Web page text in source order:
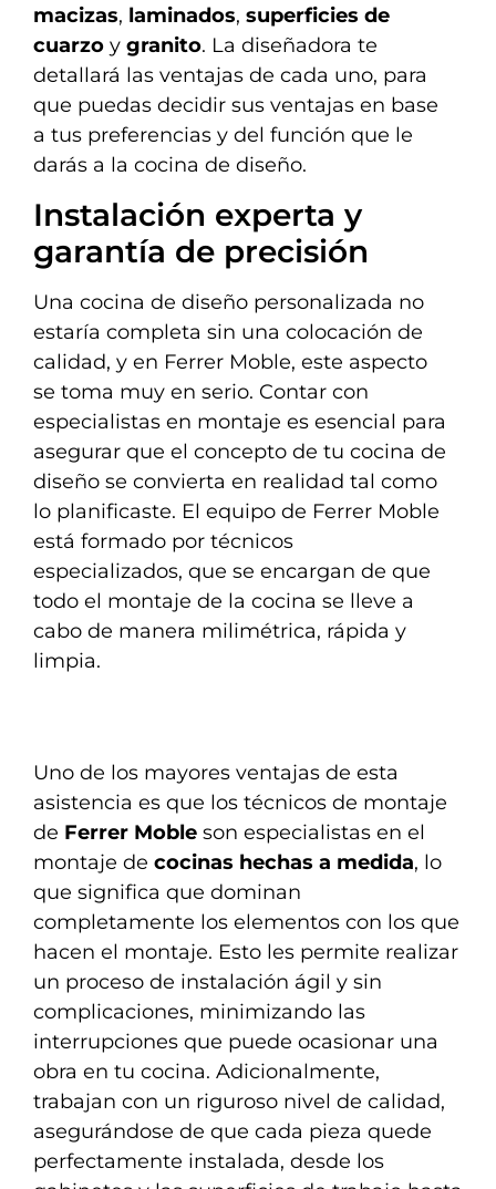
macizas, laminados, superficies de
cuarzo y granito. La diseñadora te
detallará las ventajas de cada uno, para
que puedas decidir sus ventajas en base
a tus preferencias y del función que le
darás a la cocina de diseño.
Instalación experta y
garantía de precisión
Una cocina de diseño personalizada no
estaría completa sin una colocación de
calidad, y en Ferrer Moble, este aspecto
se toma muy en serio. Contar con
especialistas en montaje es esencial para
asegurar que el concepto de tu cocina de
diseño se convierta en realidad tal como
lo planificaste. El equipo de Ferrer Moble
está formado por técnicos
especializados, que se encargan de que
todo el montaje de la cocina se lleve a
cabo de manera milimétrica, rápida y
limpia.
Uno de los mayores ventajas de esta
asistencia es que los técnicos de montaje
de Ferrer Moble son especialistas en el
montaje de cocinas hechas a medida, lo
que significa que dominan
completamente los elementos con los que
hacen el montaje. Esto les permite realizar
un proceso de instalación ágil y sin
complicaciones, minimizando las
interrupciones que puede ocasionar una
obra en tu cocina. Adicionalmente,
trabajan con un riguroso nivel de calidad,
asegurándose de que cada pieza quede
perfectamente instalada, desde los